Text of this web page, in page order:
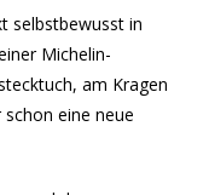
selbstbewusst in
Michelin-
am Kragen
eine neue